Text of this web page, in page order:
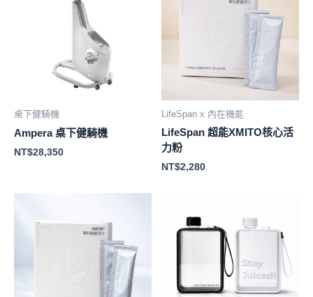
桌下健騎機
Ampera 桌下健騎機
NT$28,350
LifeSpan x 內在機能
LifeSpan 超能XMITO核心活
力粉
NT$2,280